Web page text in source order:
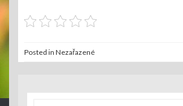
Posted in Nezařazené